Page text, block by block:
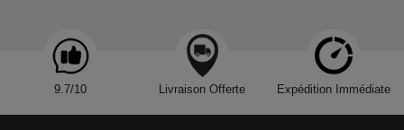
9.7/10 Livraison Offerte Expédition Immédiate